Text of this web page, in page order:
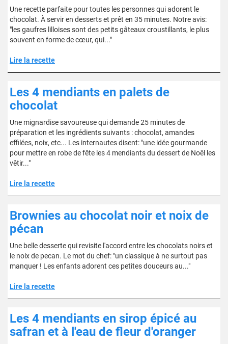
Une recette parfaite pour toutes les personnes qui adorent le
chocolat. À servir en desserts et prêt en 35 minutes. Notre avis:
"les gaufres lilloises sont des petits gâteaux croustillants, le plus
souvent en forme de cœur, qui..."
Lire la recette
Les 4 mendiants en palets de
chocolat
Une mignardise savoureuse qui demande 25 minutes de
préparation et les ingrédients suivants : chocolat, amandes
effilées, noix, etc... Les internautes disent: "une idée gourmande
pour mettre en robe de fête les 4 mendiants du dessert de Noël les
vêtir..."
Lire la recette
Brownies au chocolat noir et noix de
pécan
Une belle desserte qui revisite l'accord entre les chocolats noirs et
le noix de pecan. Le mot du chef: "un classique à ne surtout pas
manquer ! Les enfants adorent ces petites douceurs au..."
Lire la recette
Les 4 mendiants en sirop épicé au
safran et à l'eau de fleur d'oranger